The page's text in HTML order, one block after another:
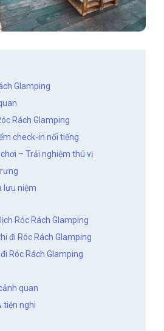
Glamping
Rách Glamping
check-in nổi tiếng
– Trải nghiệm thú vị
lưu niệm
Róc Rách Glamping
đi Róc Rách Glamping
Róc Rách Glamping
quan
tiện nghi